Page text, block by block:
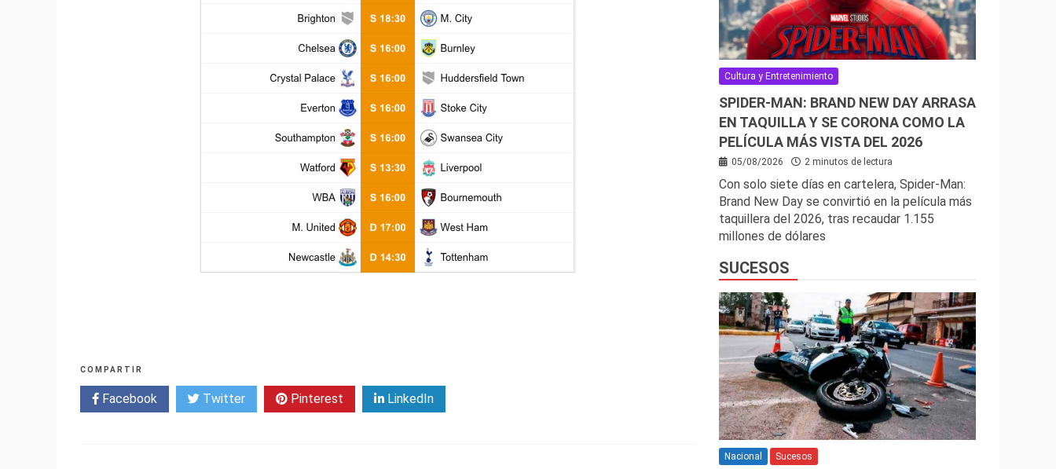
COMPARTIR
Facebook Twitter Pinterest LinkedIn
Cultura y Entretenimiento
SPIDER-MAN: BRAND NEW DAY ARRASA
EN TAQUILLA Y SE CORONA COMO LA
PELÍCULA MÁS VISTA DEL 2026
05/08/2026 2 minutos de lectura
Con solo siete días en cartelera, Spider-Man:
Brand New Day se convirtió en la película más
taquillera del 2026, tras recaudar 1.155
millones de dólares
SUCESOS
Nacional Sucesos